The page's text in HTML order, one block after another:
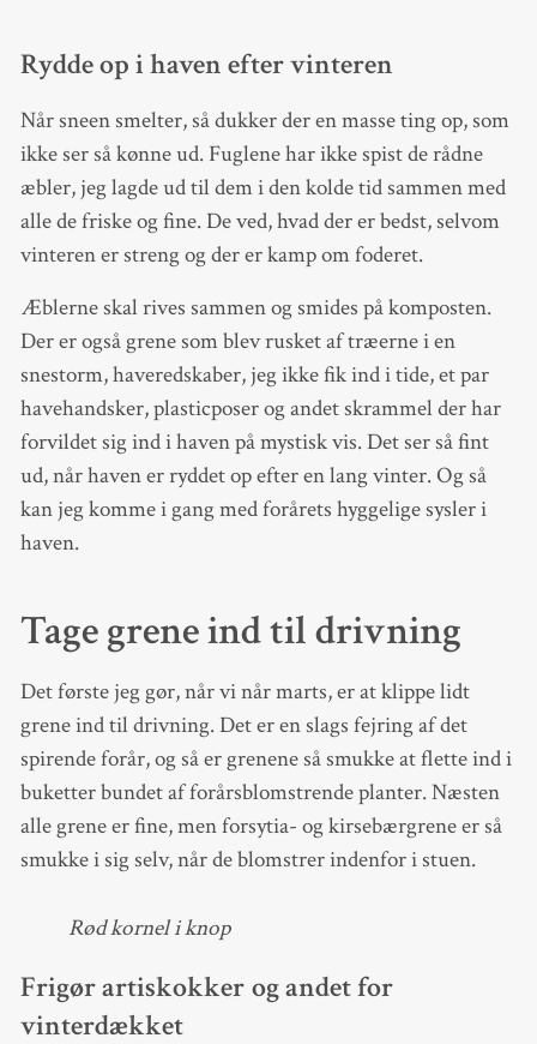
Rydde op i haven efter vinteren
Når sneen smelter, så dukker der en masse ting op, som
ikke ser så kønne ud. Fuglene har ikke spist de rådne
æbler, jeg lagde ud til dem i den kolde tid sammen med
alle de friske og fine. De ved, hvad der er bedst, selvom
vinteren er streng og der er kamp om foderet.
Æblerne skal rives sammen og smides på komposten.
Der er også grene som blev rusket af træerne i en
snestorm, haveredskaber, jeg ikke fik ind i tide, et par
havehandsker, plasticposer og andet skrammel der har
forvildet sig ind i haven på mystisk vis. Det ser så fint
ud, når haven er ryddet op efter en lang vinter. Og så
kan jeg komme i gang med forårets hyggelige sysler i
haven.
Tage grene ind til drivning
Det første jeg gør, når vi når marts, er at klippe lidt
grene ind til drivning. Det er en slags fejring af det
spirende forår, og så er grenene så smukke at flette ind i
buketter bundet af forårsblomstrende planter. Næsten
alle grene er fine, men forsytia- og kirsebærgrene er så
smukke i sig selv, når de blomstrer indenfor i stuen.
Rød kornel i knop
Frigør artiskokker og andet for
vinterdækket